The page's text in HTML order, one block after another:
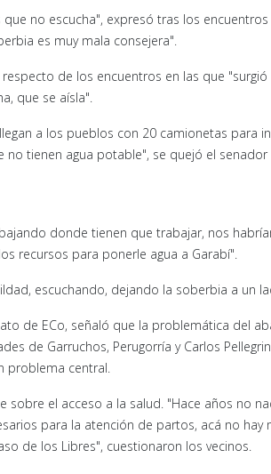
no escucha", expresó tras los
es muy mala consejera".
de los encuentros en las que
que se aísla".
a los pueblos con 20 camionetas para
tienen agua potable", se quejó el senador
donde tienen que trabajar, nos
recursos para ponerle agua a Garabí".
escuchando, dejando la soberbia a un
de ECo, señaló que la problemática del
de Garruchos, Perugorría y Carlos
problema central.
sobre el acceso a la salud. "Hace años no
para la atención de partos, acá no
de los Libres", cuestionaron los vecinos.